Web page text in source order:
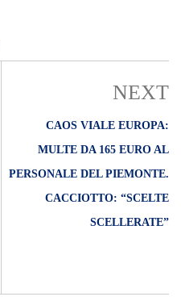
NEXT
CAOS VIALE EUROPA:
MULTE DA 165 EURO AL
PERSONALE DEL PIEMONTE.
CACCIOTTO: “SCELTE
SCELLERATE”